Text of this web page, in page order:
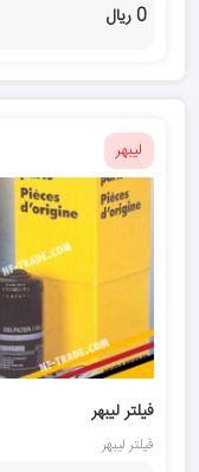
0 ریال
لیبهر
فيلتر ليبهر
فيلتر ليبهر